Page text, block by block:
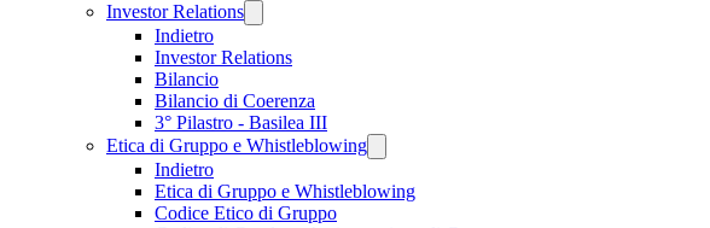
Investor Relations
Indietro
Investor Relations
Bilancio
Bilancio di Coerenza
3° Pilastro - Basilea III
Etica di Gruppo e Whistleblowing
Indietro
Etica di Gruppo e Whistleblowing
Codice Etico di Gruppo